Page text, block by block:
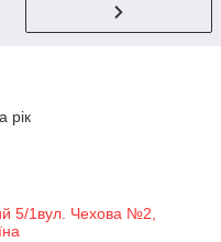
рік
5/1вул. Чехова №2,